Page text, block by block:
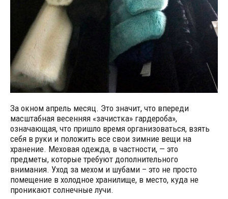
За окном апрель месяц. Это значит, что впереди
масштабная весенняя «зачистка» гардероба»,
означающая, что пришло время организоваться, взять
себя в руки и положить все свои зимние вещи на
хранение. Меховая одежда, в частности, — это
предметы, которые требуют дополнительного
внимания. Уход за мехом и шубами – это не просто
помещение в холодное хранилище, в место, куда не
проникают солнечные лучи.